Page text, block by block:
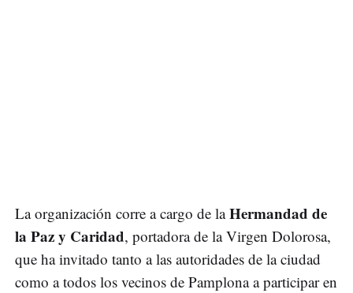
La organización corre a cargo de laHermandad de
la Paz y Caridad, portadora de la Virgen Dolorosa,
que ha invitado tanto a las autoridades de la ciudad
como a todos los vecinos de Pamplona a participar en